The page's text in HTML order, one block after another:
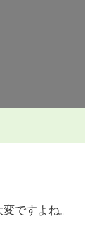
ですよね。